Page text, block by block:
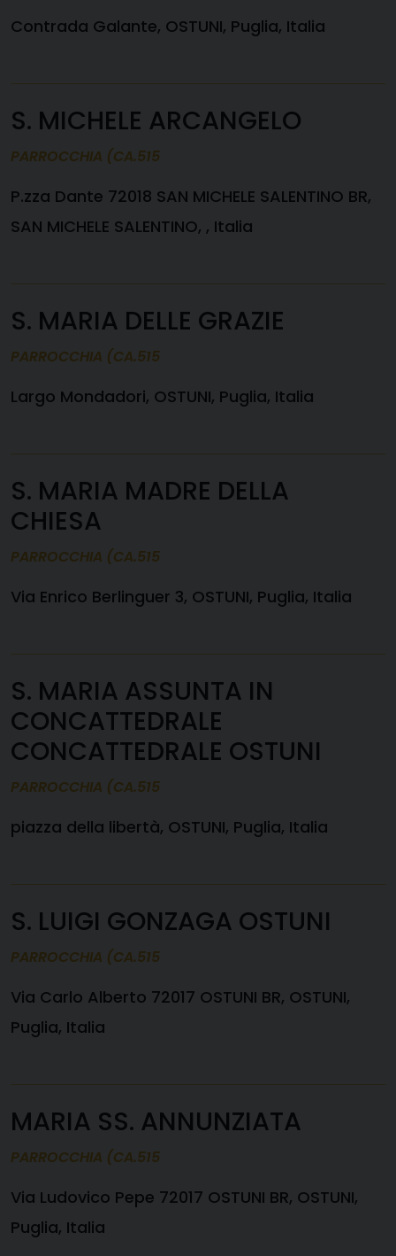
Contrada Galante, OSTUNI, Puglia, Italia
S. MICHELE ARCANGELO
PARROCCHIA (CA.515
P.zza Dante 72018 SAN MICHELE SALENTINO BR,
SAN MICHELE SALENTINO, , Italia
S. MARIA DELLE GRAZIE
PARROCCHIA (CA.515
Largo Mondadori, OSTUNI, Puglia, Italia
S. MARIA MADRE DELLA
CHIESA
PARROCCHIA (CA.515
Via Enrico Berlinguer 3, OSTUNI, Puglia, Italia
S. MARIA ASSUNTA IN
CONCATTEDRALE
CONCATTEDRALE OSTUNI
PARROCCHIA (CA.515
piazza della libertà, OSTUNI, Puglia, Italia
S. LUIGI GONZAGA OSTUNI
PARROCCHIA (CA.515
Via Carlo Alberto 72017 OSTUNI BR, OSTUNI,
Puglia, Italia
MARIA SS. ANNUNZIATA
PARROCCHIA (CA.515
Via Ludovico Pepe 72017 OSTUNI BR, OSTUNI,
Puglia, Italia